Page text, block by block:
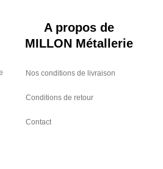
A propos de
MILLON Métallerie
Nos conditions de livraison
Conditions de retour
Contact